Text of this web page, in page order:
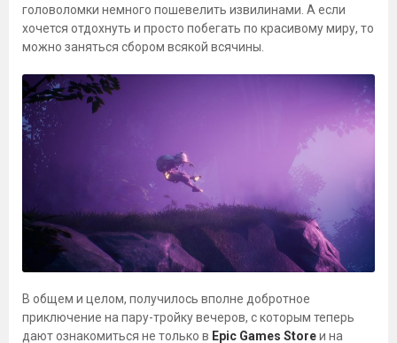
головоломки немного пошевелить извилинами. А если
хочется отдохнуть и просто побегать по красивому миру, то
можно заняться сбором всякой всячины.
В общем и целом, получилось вполне добротное
приключение на пару-тройку вечеров, с которым теперь
дают ознакомиться не только в Epic Games Storeи на